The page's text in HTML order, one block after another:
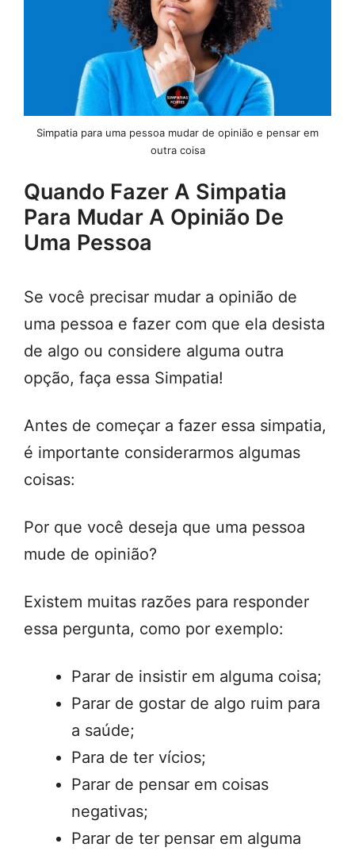
Simpatia para uma pessoa mudar de opinião e pensar em
outra coisa
Quando Fazer A Simpatia
Para Mudar A Opinião De
Uma Pessoa
Se você precisar mudar a opinião de
uma pessoa e fazer com que ela desista
de algo ou considere alguma outra
opção, faça essa Simpatia!
Antes de começar a fazer essa simpatia,
é importante considerarmos algumas
coisas:
Por que você deseja que uma pessoa
mude de opinião?
Existem muitas razões para responder
essa pergunta, como por exemplo:
Parar de insistir em alguma coisa;
Parar de gostar de algo ruim para
a saúde;
Para de ter vícios;
Parar de pensar em coisas
negativas;
Parar de ter pensar em alguma